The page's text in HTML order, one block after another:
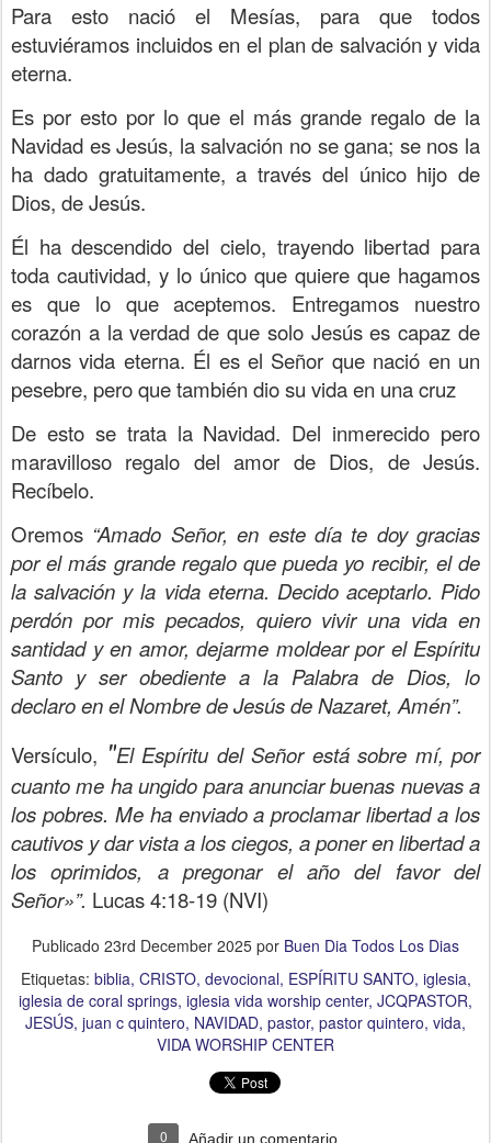
Para esto nació el Mesías, para que todos
estuviéramos incluidos en el plan de salvación y vida
eterna.
Es por esto por lo que el más grande regalo de la
Navidad es Jesús, la salvación no se gana; se nos la
ha dado gratuitamente, a través del único hijo de
Dios, de Jesús.
Él ha descendido del cielo, trayendo libertad para
toda cautividad, y lo único que quiere que hagamos
es que lo que aceptemos. Entregamos nuestro
corazón a la verdad de que solo Jesús es capaz de
darnos vida eterna. Él es el Señor que nació en un
pesebre, pero que también dio su vida en una cruz
De esto se trata la Navidad. Del inmerecido pero
maravilloso regalo del amor de Dios, de Jesús.
Recíbelo.
Oremos “Amado Señor, en este día te doy gracias
por el más grande regalo que pueda yo recibir, el de
la salvación y la vida eterna. Decido aceptarlo. Pido
perdón por mis pecados, quiero vivir una vida en
santidad y en amor, dejarme moldear por el Espíritu
Santo y ser obediente a la Palabra de Dios, lo
declaro en el Nombre de Jesús de Nazaret, Amén”.
Versículo, "El Espíritu del Señor está sobre mí, por
cuanto me ha ungido para anunciar buenas nuevas a
los pobres. Me ha enviado a proclamar libertad a los
cautivos y dar vista a los ciegos, a poner en libertad a
los oprimidos, a pregonar el año del favor del
Señor»”. Lucas 4:18-19 (NVI)
Publicado 23rd December 2025 por Buen Dia Todos Los Dias
Etiquetas: biblia CRISTO devocional ESPÍRITU SANTO iglesia
iglesia de coral springs iglesia vida worship center JCQPASTOR
JESÚS juan c quintero NAVIDAD pastor pastor quintero vida
VIDA WORSHIP CENTER
0 Añadir un comentario